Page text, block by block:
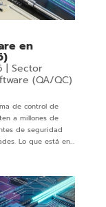
en
| Sector
(QA/QC)
de control de
a millones de
de seguridad
Lo que está en...